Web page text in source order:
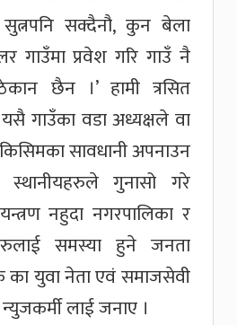
सुत्नपनि सक्दैनौ, कुन बेला
गाउँमा प्रवेश गरि गाउँ नै
छैन ।’ हामी त्रसित
गाउँका वडा अध्यक्षले वा
सावधानी अपनाउन
स्थानीयहरुले गुनासो गरे
नहुदा नगरपालिका र
समस्या हुने जनता
का युवा नेता एवं समाजसेवी
लाई जनाए ।